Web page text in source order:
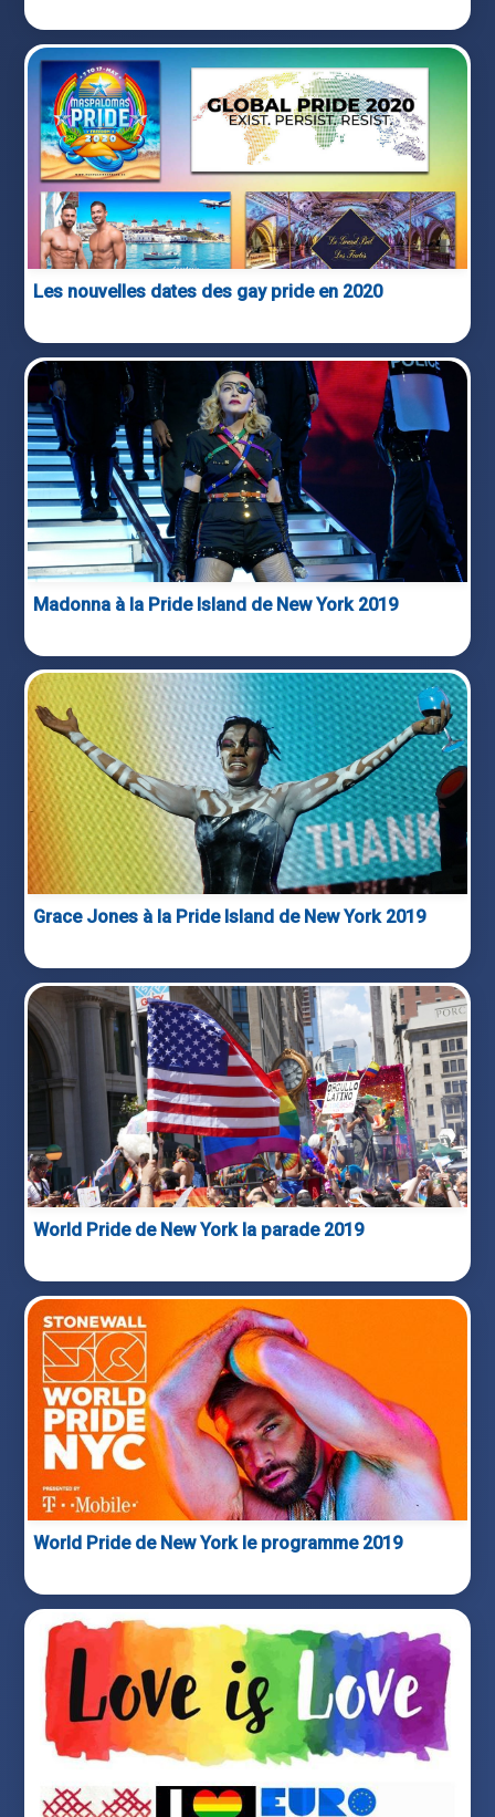
Les nouvelles dates des gay pride en 2020
Madonna à la Pride Island de New York 2019
Grace Jones à la Pride Island de New York 2019
World Pride de New York la parade 2019
World Pride de New York le programme 2019